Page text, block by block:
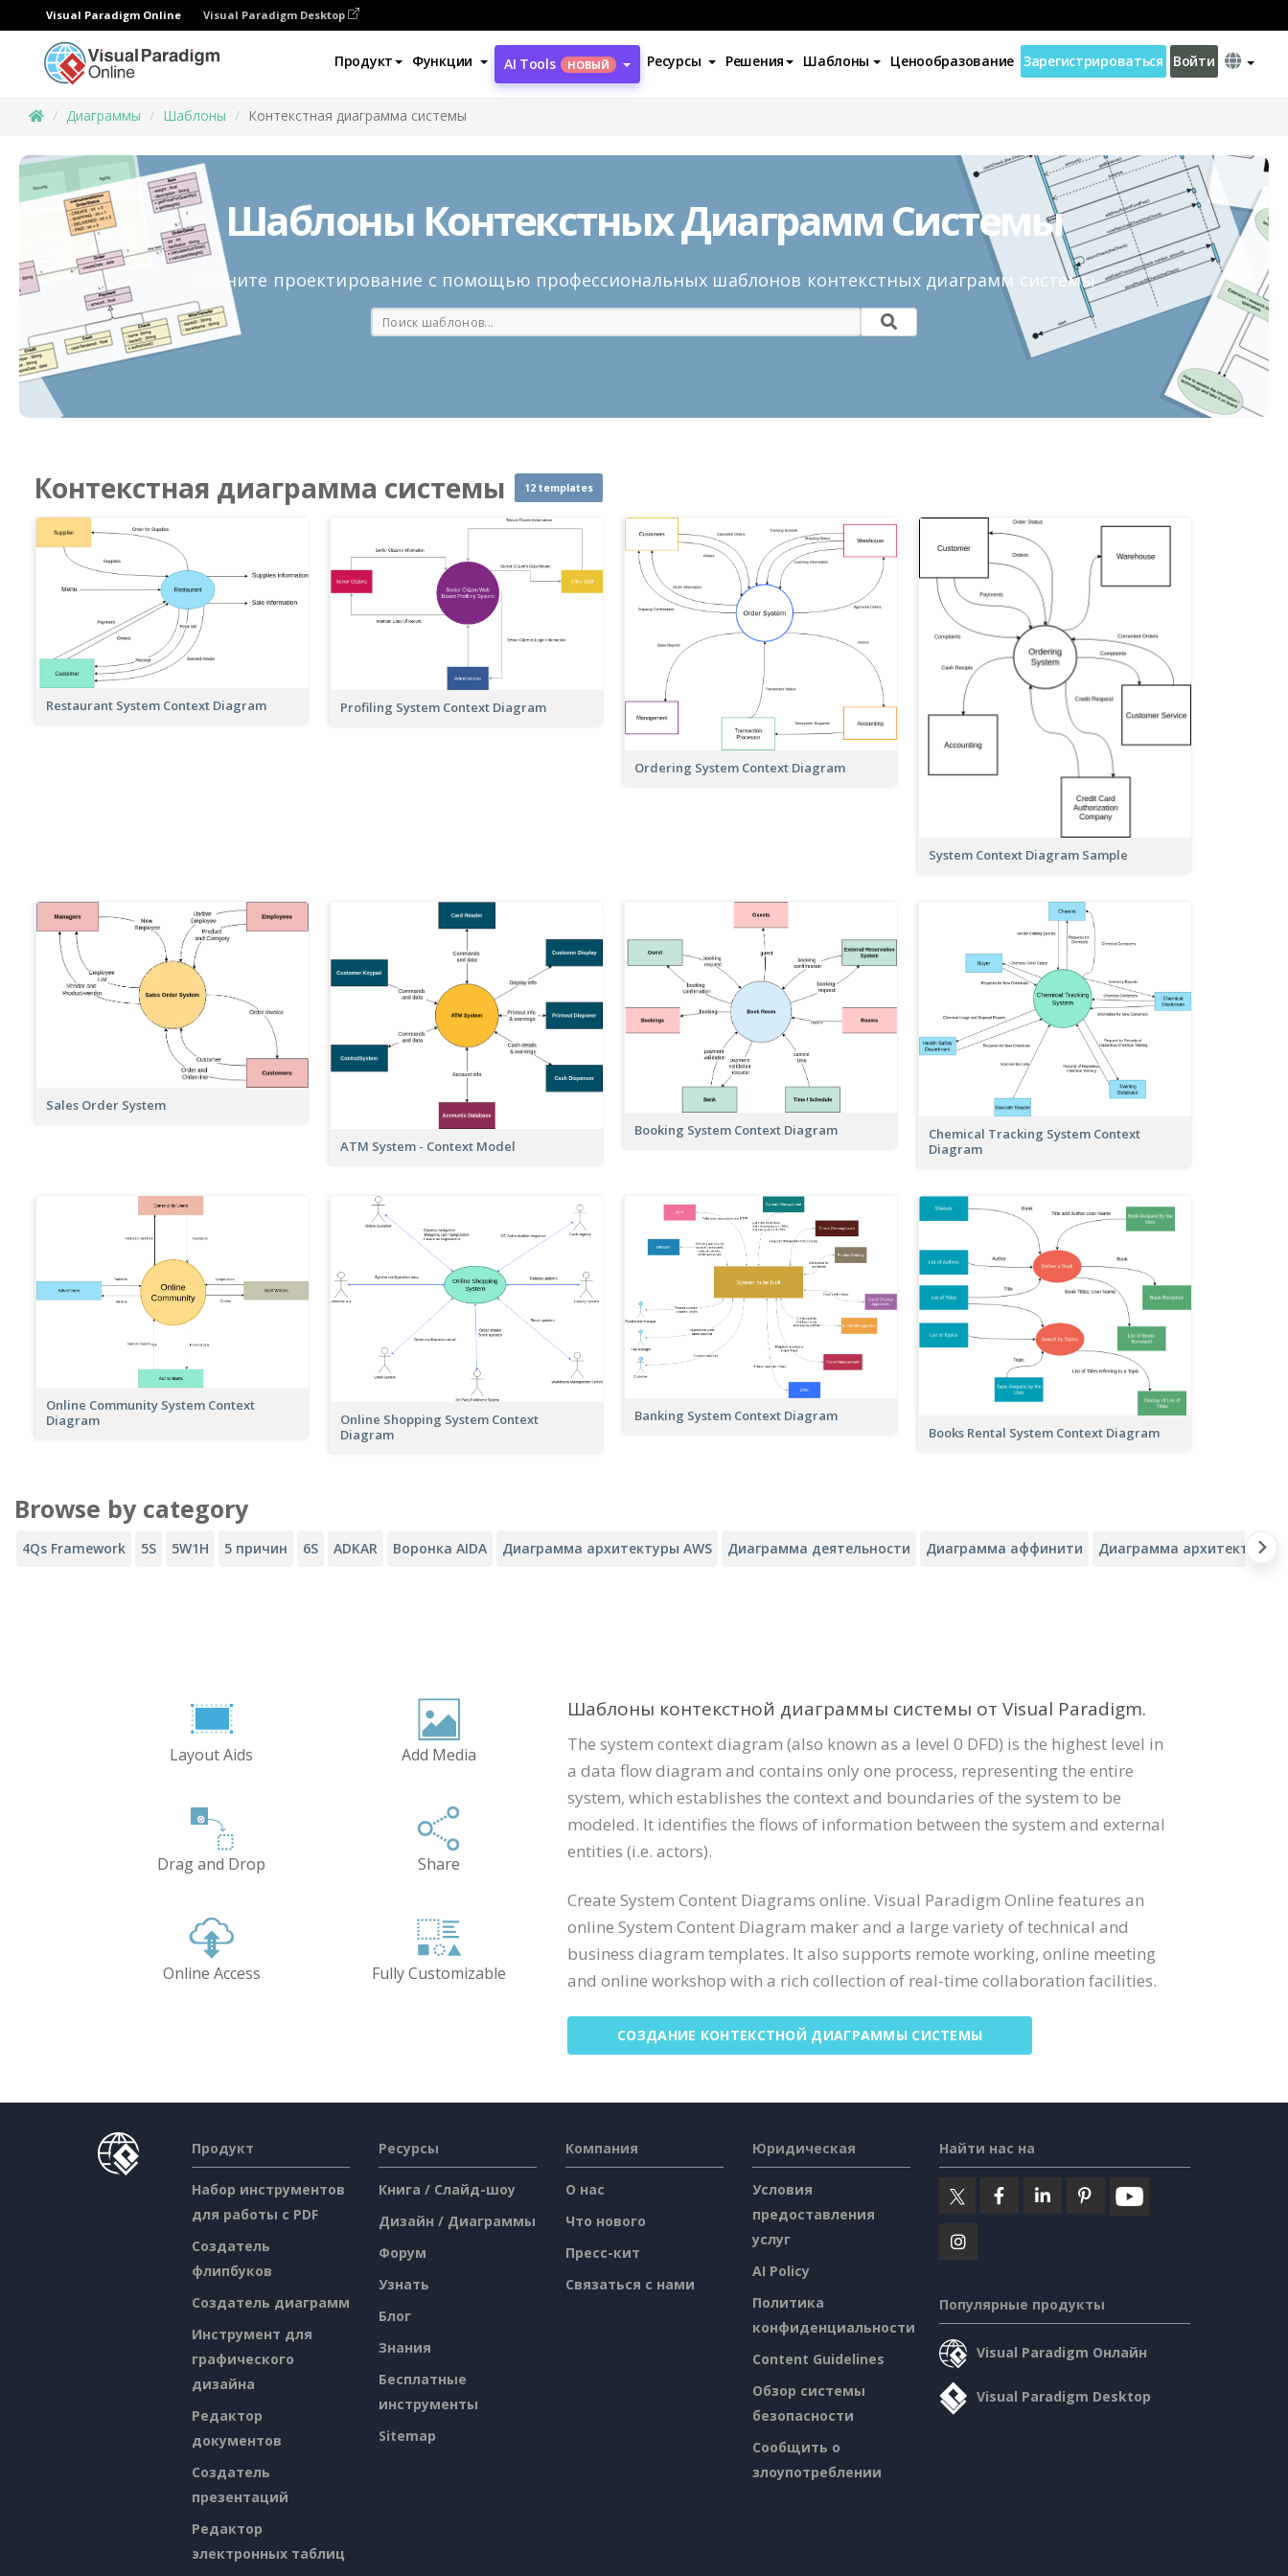
Visual Paradigm Online Visual Paradigm Desktop
Продукт Функции AI Tools НОВЫЙ Ресурсы Решения Шаблоны Ценообразование Зарегистрироваться Войти
Диаграммы Шаблоны Контекстная диаграмма системы
Шаблоны Контекстных Диаграмм Системы
Начните проектирование с помощью профессиональных шаблонов контекстных диаграмм системы
Контекстная диаграмма системы 12 templates
Restaurant System Context Diagram Profiling System Context Diagram
Ordering System Context Diagram
System Context Diagram Sample
Sales Order System
ATM System - Context Model
Booking System Context Diagram
Chemical Tracking System Context
Diagram
Online Community System Context
Diagram
Online Shopping System Context
Diagram
Banking System Context Diagram
Books Rental System Context Diagram
Browse by category
4Qs Framework 5S 5W1H 5 причин 6S ADKAR Воронка AIDA Диаграмма архитектуры AWS Диаграмма деятельности Диаграмма аффинити Диаграмма архитектуры
Layout Aids Add Media
Drag and Drop Share
Online Access Fully Customizable
Шаблоны контекстной диаграммы системы от Visual Paradigm.
The system context diagram (also known as a level 0 DFD) is the highest level in
a data flow diagram and contains only one process, representing the entire
system, which establishes the context and boundaries of the system to be
modeled. It identifies the flows of information between the system and external
entities (i.e. actors).
Create System Content Diagrams online. Visual Paradigm Online features an
online System Content Diagram maker and a large variety of technical and
business diagram templates. It also supports remote working, online meeting
and online workshop with a rich collection of real-time collaboration facilities.
СОЗДАНИЕ КОНТЕКСТНОЙ ДИАГРАММЫ СИСТЕМЫ
Продукт
Набор инструментов
для работы с PDF
Создатель
флипбуков
Создатель диаграмм
Инструмент для
графического
дизайна
Редактор
документов
Создатель
презентаций
Редактор
электронных таблиц
Ресурсы
Книга / Слайд-шоу
Дизайн / Диаграммы
Форум
Узнать
Блог
Знания
Бесплатные
инструменты
Sitemap
Компания
О нас
Что нового
Пресс-кит
Связаться с нами
Юридическая
Условия
предоставления
услуг
AI Policy
Политика
конфиденциальности
Content Guidelines
Обзор системы
безопасности
Сообщить о
злоупотреблении
Найти нас на
Популярные продукты
Visual Paradigm Онлайн
Visual Paradigm Desktop